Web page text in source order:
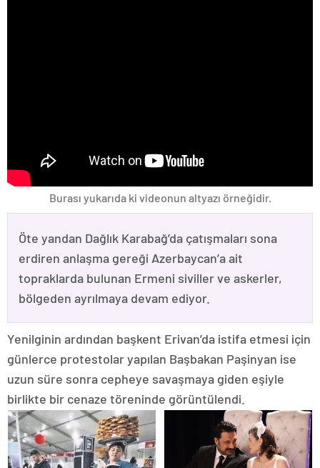
Burası yukarıda ki videonun altyazı örneğidir.
Öte yandan Dağlık Karabağ’da çatışmaları sona
erdiren anlaşma gereği Azerbaycan’a ait
topraklarda bulunan Ermeni siviller ve askerler,
bölgeden ayrılmaya devam ediyor.
Yenilginin ardından başkent Erivan’da istifa etmesi için
günlerce protestolar yapılan Başbakan Paşinyan ise
uzun süre sonra cepheye savaşmaya giden eşiyle
birlikte bir cenaze töreninde görüntülendi.